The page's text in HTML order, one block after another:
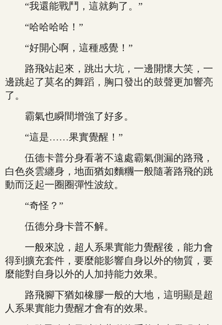
“我還能戰鬥，這就夠了。”
“哈哈哈哈！”
“好開心啊，這種感覺！”
路飛站起來，跳出大坑，一邊開懷大笑，一
邊跳起了莫名的舞蹈，胸口發出的鼓聲更加響亮
了。
霸氣也瞬間增強了好多。
“這是……果實覺醒！”
伍德卡普分身看著不遠處霸氣側漏的路飛，
白色炎雲纏身，地面猶如麵糰一般隨著路飛的跳
動而泛起一圈圈彈性波紋。
“奇怪？”
伍德分身卡普不解。
一般來說，超人系果實能力覺醒後，能力會
得到擴充套件，要麼能影響自身以外的物質，要
麼能對自身以外的人加持能力效果。
路飛腳下猶如橡膠一般的大地，這明顯是超
人系果實能力覺醒才會有的效果。